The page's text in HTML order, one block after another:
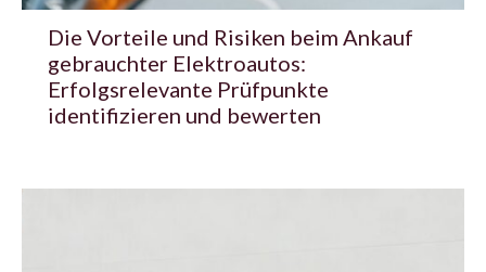
Die Vorteile und Risiken beim Ankauf
gebrauchter Elektroautos:
Erfolgsrelevante Prüfpunkte
identifizieren und bewerten